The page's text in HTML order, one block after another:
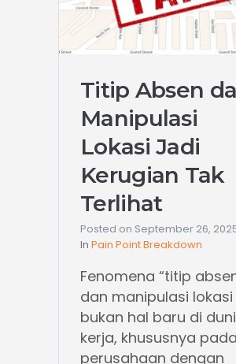
Titip Absen
Manipulasi
Lokasi Jadi
Kerugian Tak
Terlihat
Posted on September 26,
In Pain Point Breakdown
Fenomena “titip
dan manipulasi lokasi
bukan hal baru di
kerja, khususnya pada
perusahaan dengan